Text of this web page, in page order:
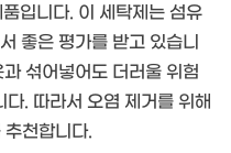
입니다. 이 세탁제는 섬유
좋은 평가를 받고 있습니
섞어넣어도 더러울 위험
. 따라서 오염 제거를 위해
천합니다.